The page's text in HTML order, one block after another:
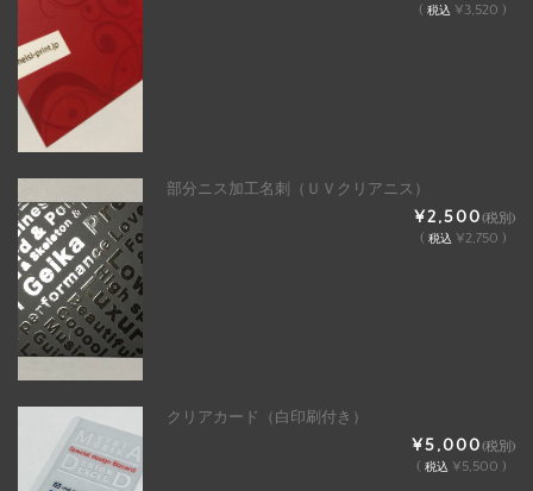
( 税込 ¥3,520 )
部分ニス加工名刺（ＵＶクリアニス）
¥2,500(税別)
( 税込 ¥2,750 )
クリアカード（白印刷付き）
¥5,000(税別)
( 税込 ¥5,500 )